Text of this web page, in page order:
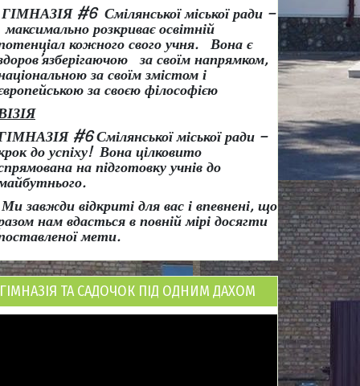
ГІМНАЗІЯ #6 Смілянської міської ради –
розкриває освітній
кожного свого учня.
Вона є
’язберігаючою за своїм напрямком,
за своїм змістом і
за своєю філософією
#6 Смілянської міської ради –
до успіху! Вона цілковито
на підготовку учнів до
Ми завжди відкриті для вас і впевнені, що
нам вдасться в повній мірі досягти
мети.
ГІМНАЗІЯ ТА САДОЧОК ПІД ОДНИМ ДАХОМ